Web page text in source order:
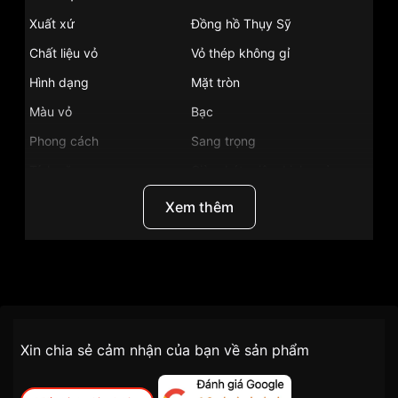
Xuất xứ
Đồng hồ Thụy Sỹ
Chất liệu vỏ
Vỏ thép không gỉ
Hình dạng
Mặt tròn
Màu vỏ
Bạc
Phong cách
Sang trọng
8.5mm
Khảm trai
Xem thêm
Đối tượng sử dụng Nữ
tiện lợi –
nhanh chóng – minh bạch
Xin chia sẻ cảm nhận của bạn về sản phẩm